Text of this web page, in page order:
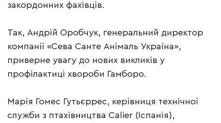
закордонних фахівців.
Так, Андрій Оробчук, генеральний директор
компанії «Сева Санте Анімаль Україна»,
приверне увагу до нових викликів у
профілактиці хвороби Гамборо.
Марія Гомес Гутьєррес, керівниця технічної
служби з птахівництва Calier (Іспанія),